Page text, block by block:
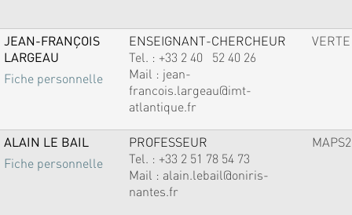
JEAN-FRANÇOIS
LARGEAU
Fiche personnelle
ENSEIGNANT-CHERCHEUR
Tel. : +33 2 40 52 40 26
Mail : jean-
francois.largeau@imt-
atlantique.fr
VERTE
ALAIN LE BAIL
Fiche personnelle
PROFESSEUR
Tel. : +33 2 51 78 54 73
Mail : alain.lebail@oniris-
nantes.fr
MAPS2